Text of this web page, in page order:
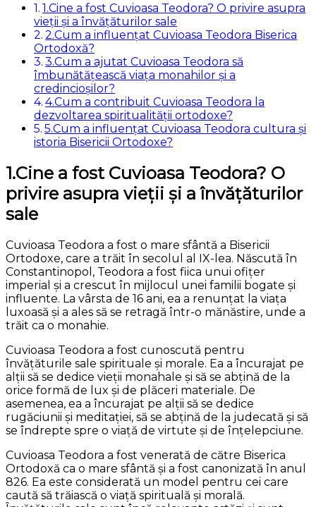
1.Cine a fost Cuvioasa Teodora? O privire asupra
vieții și a învățăturilor sale
2.Cum a influențat Cuvioasa Teodora Biserica
Ortodoxă?
3.Cum a ajutat Cuvioasa Teodora să
îmbunătățească viața monahilor și a
credincioșilor?
4.Cum a contribuit Cuvioasa Teodora la
dezvoltarea spiritualității ortodoxe?
5.Cum a influențat Cuvioasa Teodora cultura și
istoria Bisericii Ortodoxe?
1.Cine a fost Cuvioasa Teodora? O
privire asupra vieții și a învățăturilor
sale
Cuvioasa Teodora a fost o mare sfântă a Bisericii
Ortodoxe, care a trăit în secolul al IX-lea. Născută în
Constantinopol, Teodora a fost fiica unui ofițer
imperial și a crescut în mijlocul unei familii bogate și
influente. La vârsta de 16 ani, ea a renunțat la viața
luxoasă și a ales să se retragă într-o mănăstire, unde a
trăit ca o monahie.
Cuvioasa Teodora a fost cunoscută pentru
învățăturile sale spirituale și morale. Ea a încurajat pe
alții să se dedice vieții monahale și să se abțină de la
orice formă de lux și de plăceri materiale. De
asemenea, ea a încurajat pe alții să se dedice
rugăciunii și meditației, să se abțină de la judecată și să
se îndrepte spre o viață de virtute și de înțelepciune.
Cuvioasa Teodora a fost venerată de către Biserica
Ortodoxă ca o mare sfântă și a fost canonizată în anul
826. Ea este considerată un model pentru cei care
caută să trăiască o viață spirituală și morală.